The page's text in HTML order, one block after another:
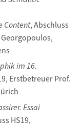
Content, Abschluss
im 16.
Erstbetreuer Prof.
Essai
HS19,